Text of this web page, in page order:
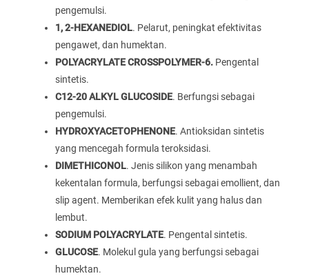
pengemulsi.
1, 2-HEXANEDIOL. Pelarut, peningkat efektivitas
pengawet, dan humektan.
POLYACRYLATE CROSSPOLYMER-6. Pengental
sintetis.
C12-20 ALKYL GLUCOSIDE. Berfungsi sebagai
pengemulsi.
HYDROXYACETOPHENONE. Antioksidan sintetis
yang mencegah formula teroksidasi.
DIMETHICONOL. Jenis silikon yang menambah
kekentalan formula, berfungsi sebagai emollient, dan
slip agent. Memberikan efek kulit yang halus dan
lembut.
SODIUM POLYACRYLATE. Pengental sintetis.
GLUCOSE. Molekul gula yang berfungsi sebagai
humektan.